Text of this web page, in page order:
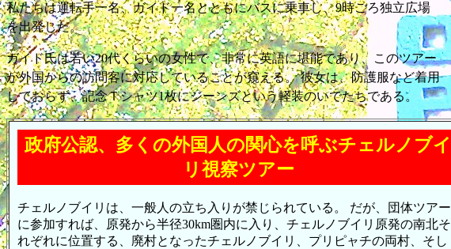
私たちは運転手一名、ガイド一名とともにバスに乗車し、9時ごろ独立広場
を出発した。
ガイド氏は若い20代くらいの女性で、非常に英語に堪能であり、このツアー
が外国からの訪問客に対応していることが窺える。 彼女は、防護服など着用
しておらず、記念Ｔシャツ1枚にジーンズという軽装のいでたちである。
政府公認、多くの外国人の関心を呼ぶチェルノブイ
リ視察ツアー
チェルノブイリは、一般人の立ち入りが禁じられている。 だが、団体ツアー
に参加すれば、原発から半径30km圏内に入り、チェルノブイリ原発の南北そ
れぞれに位置する、廃村となったチェルノブイリ、プリピャチの両村、そし